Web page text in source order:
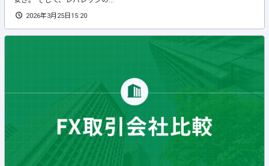
2026年3月25日15:20